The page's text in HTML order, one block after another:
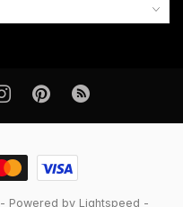
- Powered by Lightspeed -